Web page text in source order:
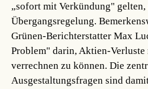
„sofort mit Verkündung" gelten,
Übergangsregelung.
Grünen-Berichterstatter Max
Problem" darin, Aktien-
verrechnen zu können. Die
Ausgestaltungsfragen sind